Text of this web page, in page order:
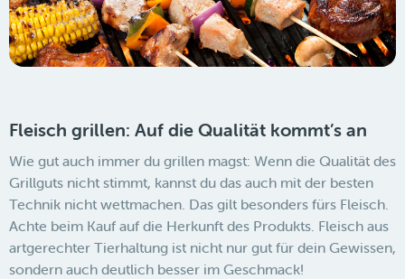
Fleisch grillen: Auf die Qualität kommt’s an
Wie gut auch immer du grillen magst: Wenn die Qualität des
Grillguts nicht stimmt, kannst du das auch mit der besten
Technik nicht wettmachen. Das gilt besonders fürs Fleisch.
Achte beim Kauf auf die Herkunft des Produkts. Fleisch aus
artgerechter Tierhaltung ist nicht nur gut für dein Gewissen,
sondern auch deutlich besser im Geschmack!